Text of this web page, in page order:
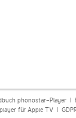
phonostar-Player|
für Apple TV|